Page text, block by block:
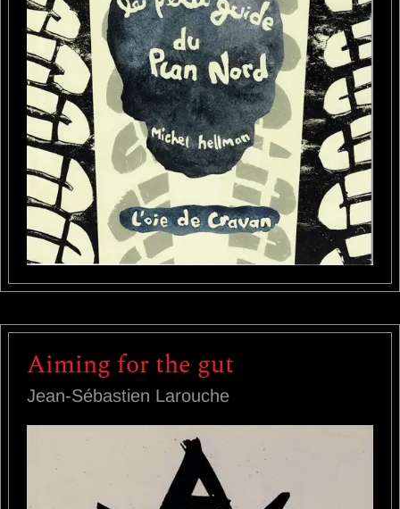
Aiming for the gut
Jean-Sébastien Larouche